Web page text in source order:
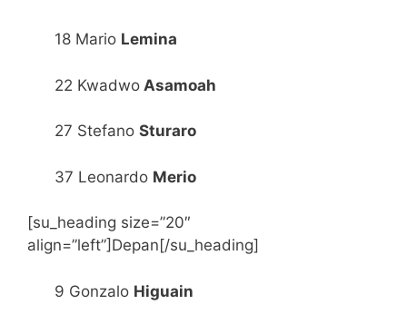
18 Mario Lemina
22 Kwadwo Asamoah
27 Stefano Sturaro
37 Leonardo Merio
[su_heading size=”20″
align=”left”]Depan[/su_heading]
9 Gonzalo Higuain